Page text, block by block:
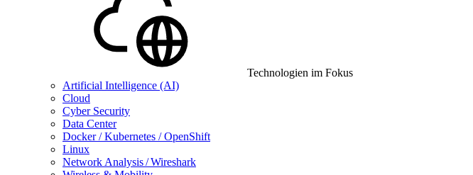
Technologien im Fokus
Artificial Intelligence (AI)
Cloud
Cyber Security
Data Center
Docker / Kubernetes / OpenShift
Linux
Network Analysis / Wireshark